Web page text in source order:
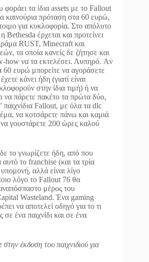
φοράει τα ίδια assets με το Fallout
καινούρια πρόταση στα 60 ευρώ,
για κυκλοφορία. Στο απόλυτο
Bethesda έρχεται και προτείνει
RUST, Minecraft και
τα οποία κανείς δε ζήτησε και
how να τα εκτελέσει. Λυπηρό. Aν
60 ευρώ μπορείτε να αγοράσετε
κάνει ήδη (γιατί είναι
στην ίδια τιμή) ή να
να πάρετε πακέτο τα πρώτα δύο,
παιχνίδια Fallout, με όλα τα dlc
να κοτσάρετε πάνω και καμιά
να γουστάρετε 200 ώρες καλού
το γνωρίζετε ήδη, από που
αυτό το franchise (και τα τρία
αλλά είναι λίγο
λόγο το Fallout 76 θα
μέρος του
Wasteland. Ένα gaming
να αποτελεί οδηγό για το τι
σε ένα παιχνίδι και σε ένα
έκδοση του παιχνιδιού για